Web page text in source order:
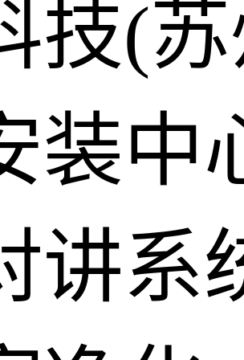
技(
装中
讲系